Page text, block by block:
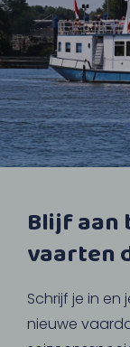
Blijf aan
vaarten
Schrijf je in
nieuwe